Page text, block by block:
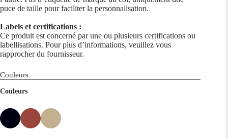
puce de taille pour faciliter la personnalisation.
Labels et certifications :
Ce produit est concerné par une ou plusieurs certifications ou
labellisations. Pour plus d’informations, veuillez vous
rapprocher du fournisseur.
Couleurs
Couleurs